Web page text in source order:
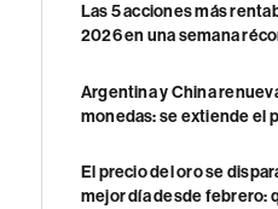
Las 5 acciones más
2026 en una semana
Argentina y China
monedas: se extiende el
El precio del oro se
mejor día desde febrero: